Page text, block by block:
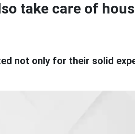
take care of
not only for their solid